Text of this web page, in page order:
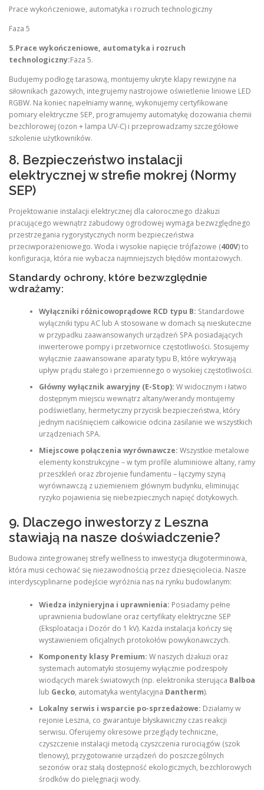
Prace wykończeniowe, automatyka i rozruch technologiczny
Faza 5
5.Prace wykończeniowe, automatyka i rozruch
technologiczny:Faza 5.
Budujemy podłogę tarasową, montujemy ukryte klapy rewizyjne na
siłownikach gazowych, integrujemy nastrojowe oświetlenie liniowe LED
RGBW. Na koniec napełniamy wannę, wykonujemy certyfikowane
pomiary elektryczne SEP, programujemy automatykę dozowania chemii
bezchlorowej (ozon + lampa UV-C) i przeprowadzamy szczegółowe
szkolenie użytkowników.
8. Bezpieczeństwo instalacji
elektrycznej w strefie mokrej (Normy
SEP)
Projektowanie instalacji elektrycznej dla całorocznego dżakuzi
pracującego wewnątrz zabudowy ogrodowej wymaga bezwzględnego
przestrzegania rygorystycznych norm bezpieczeństwa
przeciwporażeniowego. Woda i wysokie napięcie trójfazowe (400V) to
konfiguracja, która nie wybacza najmniejszych błędów montażowych.
Standardy ochrony, które bezwzględnie
wdrażamy:
Wyłączniki różnicowoprądowe RCD typu B: Standardowe
wyłączniki typu AC lub A stosowane w domach są nieskuteczne
w przypadku zaawansowanych urządzeń SPA posiadających
inwerterowe pompy i przetwornice częstotliwości. Stosujemy
wyłącznie zaawansowane aparaty typu B, które wykrywają
upływ prądu stałego i przemiennego o wysokiej częstotliwości.
Główny wyłącznik awaryjny (E-Stop): W widocznym i łatwo
dostępnym miejscu wewnątrz altany/werandy montujemy
podświetlany, hermetyczny przycisk bezpieczeństwa, który
jednym naciśnięciem całkowicie odcina zasilanie we wszystkich
urządzeniach SPA.
Miejscowe połączenia wyrównawcze: Wszystkie metalowe
elementy konstrukcyjne – w tym profile aluminiowe altany, ramy
przeszkleń oraz zbrojenie fundamentu – łączymy szyną
wyrównawczą z uziemieniem głównym budynku, eliminując
ryzyko pojawienia się niebezpiecznych napięć dotykowych.
9. Dlaczego inwestorzy z Leszna
stawiają na nasze doświadczenie?
Budowa zintegrowanej strefy wellness to inwestycja długoterminowa,
która musi cechować się niezawodnością przez dziesięciolecia. Nasze
interdyscyplinarne podejście wyróżnia nas na rynku budowlanym:
Wiedza inżynieryjna i uprawnienia: Posiadamy pełne
uprawnienia budowlane oraz certyfikaty elektryczne SEP
(Eksploatacja i Dozór do 1 kV). Każda instalacja kończy się
wystawieniem oficjalnych protokołów powykonawczych.
Komponenty klasy Premium: W naszych dżakuzi oraz
systemach automatyki stosujemy wyłącznie podzespoły
wiodących marek światowych (np. elektronika sterująca Balboa
lub Gecko, automatyka wentylacyjna Dantherm).
Lokalny serwis i wsparcie po-sprzedażowe: Działamy w
rejonie Leszna, co gwarantuje błyskawiczny czas reakcji
serwisu. Oferujemy okresowe przeglądy techniczne,
czyszczenie instalacji metodą czyszczenia rurociągów (szok
tlenowy), przygotowanie urządzeń do poszczególnych
sezonów oraz stałą dostępność ekologicznych, bezchlorowych
środków do pielęgnacji wody.